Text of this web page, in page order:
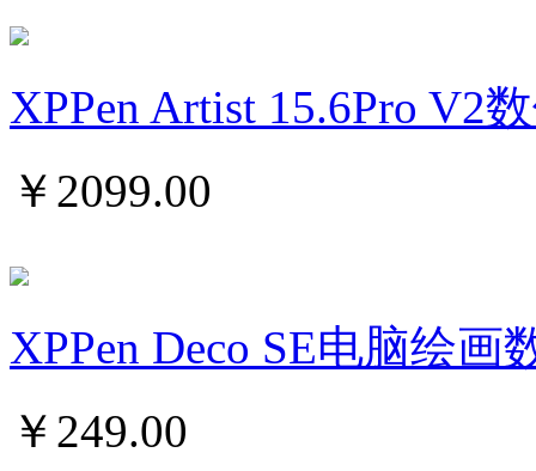
XPPen Artist 15.6Pro V2
￥ 2099.00
XPPen Deco SE电脑绘画
￥ 249.00